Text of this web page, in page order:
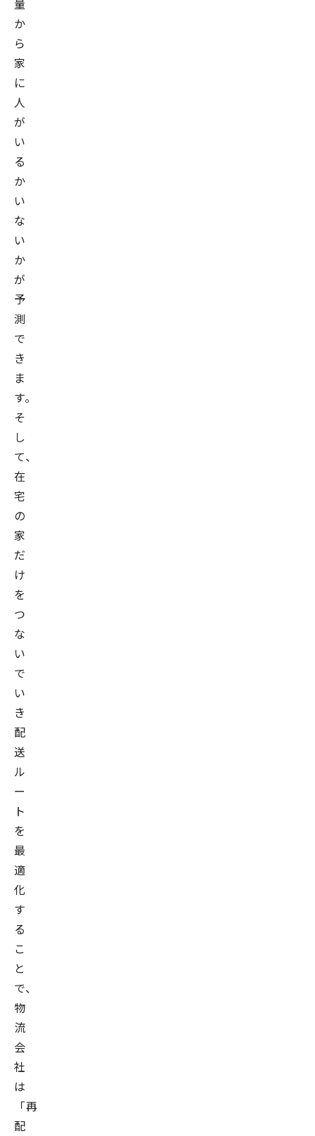
量
か
ら
家
に
人
が
い
る
か
い
な
い
か
が
予
測
で
き
ま
す。
そ
し
て、
在
宅
の
家
だ
け
を
つ
な
い
で
い
き
配
送
ル
ー
ト
を
最
適
化
す
る
こ
と
で、
物
流
会
社
は
「再
配